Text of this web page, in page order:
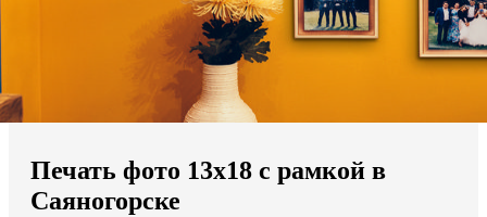
Мы доставляем по всему миру
Продолжить без города
Печать фото 13х18 с рамкой в
Саяногорске